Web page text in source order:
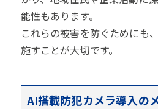
能性もあります。
これらの被害を防ぐためにも
施すことが大切です。
AI搭載防犯カメラ導入の